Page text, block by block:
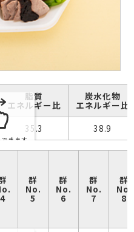
脂質
エネルギー比
炭水化物
エネルギー比
35.3 38.9
きます
4
群
No.
5
群
No.
6
群
No.
7
群
No.
8